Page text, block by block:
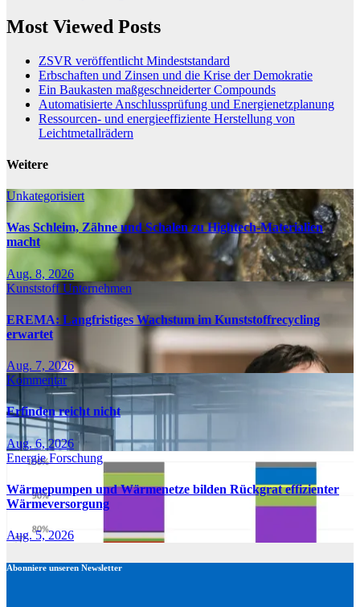
Most Viewed Posts
ZSVR veröffentlicht Mindeststandard
Erbschaften und Zinsen und die Krise der Demokratie
Ein Baukasten maßgeschneiderter Compounds
Automatisierte Anschlussprüfung und Energienetzplanung
Ressourcen- und energieeffiziente Herstellung von
Leichtmetallrädern
Weitere
Unkategorisiert
Was Schleim, Zähne und Schalen zu Hightech-Materialien
macht
Aug. 8, 2026
KunststoffUnternehmen
EREMA: Langfristiges Wachstum im Kunststoffrecycling
erwartet
Aug. 7, 2026
Kommentar
Erfinden reicht nicht
Aug. 6, 2026
EnergieForschung
Wärmepumpen und Wärmenetze bilden Rückgrat effizienter
Wärmeversorgung
Aug. 5, 2026
Abonniere unseren Newsletter